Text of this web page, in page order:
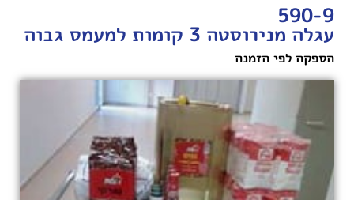
590-9
עגלה מנירוסטה 3 קומות למעמס גבוה
הספקה לפי הזמנה